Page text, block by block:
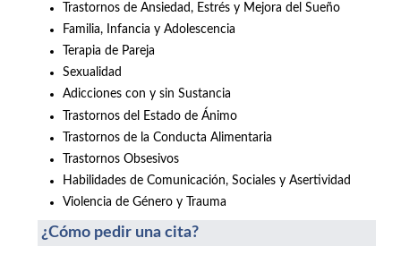
Trastornos de Ansiedad, Estrés y Mejora del Sueño
Familia, Infancia y Adolescencia
Terapia de Pareja
Sexualidad
Adicciones con y sin Sustancia
Trastornos del Estado de Ánimo
Trastornos de la Conducta Alimentaria
Trastornos Obsesivos
Habilidades de Comunicación, Sociales y Asertividad
Violencia de Género y Trauma
¿Cómo pedir una cita?